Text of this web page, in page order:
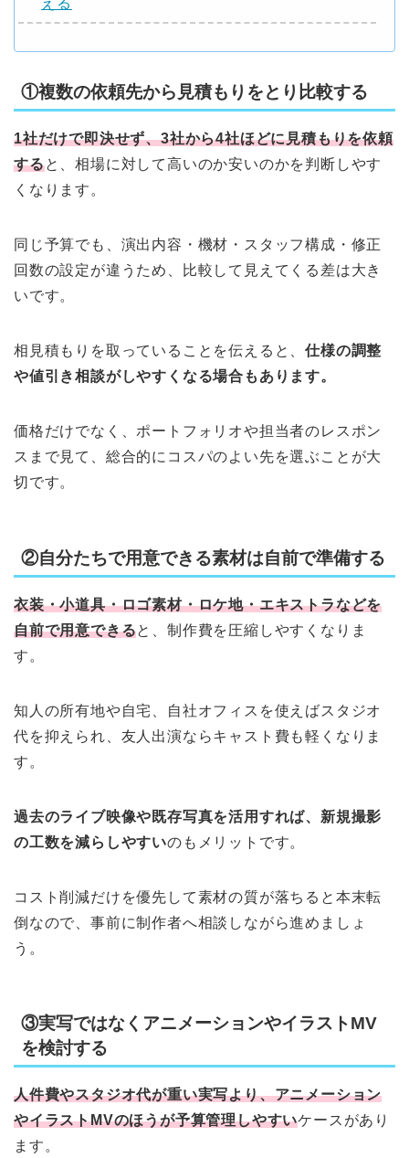
える
①複数の依頼先から見積もりをとり比較する
1社だけで即決せず、3社から4社ほどに見積もりを依頼
すると、相場に対して高いのか安いのかを判断しやす
くなります。
同じ予算でも、演出内容・機材・スタッフ構成・修正
回数の設定が違うため、比較して見えてくる差は大き
いです。
相見積もりを取っていることを伝えると、仕様の調整
や値引き相談がしやすくなる場合もあります。
価格だけでなく、ポートフォリオや担当者のレスポン
スまで見て、総合的にコスパのよい先を選ぶことが大
切です。
②自分たちで用意できる素材は自前で準備する
衣装・小道具・ロゴ素材・ロケ地・エキストラなどを
自前で用意できると、制作費を圧縮しやすくなりま
す。
知人の所有地や自宅、自社オフィスを使えばスタジオ
代を抑えられ、友人出演ならキャスト費も軽くなりま
す。
過去のライブ映像や既存写真を活用すれば、新規撮影
の工数を減らしやすいのもメリットです。
コスト削減だけを優先して素材の質が落ちると本末転
倒なので、事前に制作者へ相談しながら進めましょ
う。
③実写ではなくアニメーションやイラストMV
を検討する
人件費やスタジオ代が重い実写より、アニメーション
やイラストMVのほうが予算管理しやすいケースがあり
ます。